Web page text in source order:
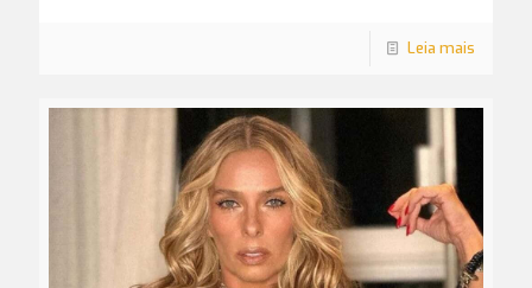
Leia mais